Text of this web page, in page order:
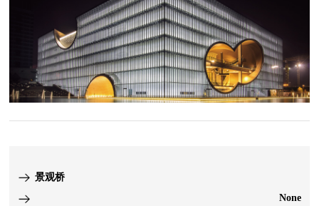
景观桥
None